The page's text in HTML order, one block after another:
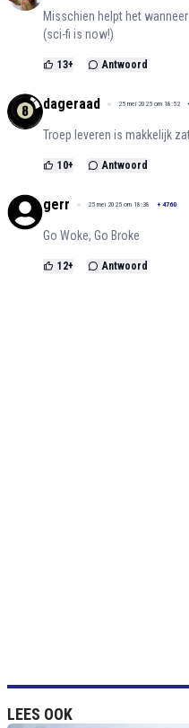
Misschien helpt het
(sci-fi is now!)
13+ Antwoord
dageraad 25 mei 2025 om 18:52
Troep leveren is makkelijk
10+ Antwoord
gerr 25 mei 2025 om 18:38 + 4760
Go Woke, Go Broke
12+ Antwoord
LEES OOK